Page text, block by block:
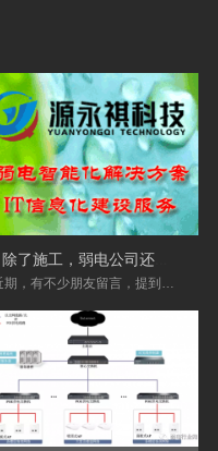
近期，有不少朋友留言，提到弱电公司的盈利方